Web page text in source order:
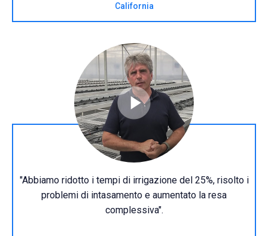
California
"Abbiamo ridotto i tempi di irrigazione del 25%, risolto i
problemi di intasamento e aumentato la resa
complessiva".